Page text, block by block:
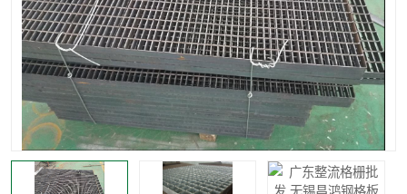
热镀锌钢格板 复合钢格板
钢格栅踏步板 插接钢格板
整流格栅